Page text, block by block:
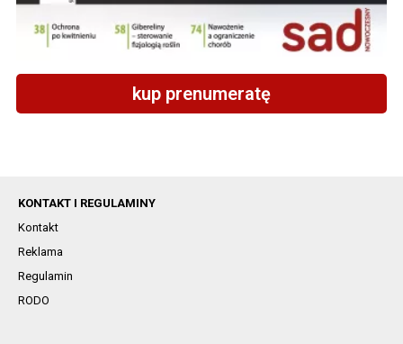
kup prenumeratę
KONTAKT I REGULAMINY
Kontakt
Reklama
Regulamin
RODO